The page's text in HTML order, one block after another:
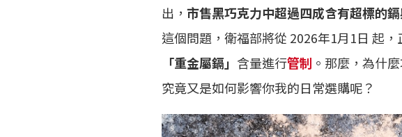
出， 市售黑巧克力中超過四成含有超標的
這個問題，衛福部將從 2026年1月1日 起，
「重金屬鎘」 含量進行管制 。那麼，為什
究竟又是如何影響你我的日常選購呢？